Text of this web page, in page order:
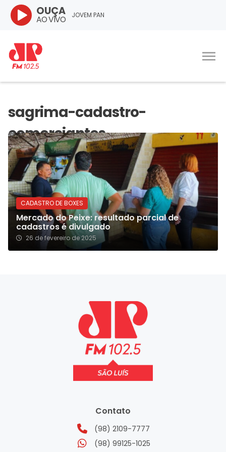
JOVEM PAN
OUÇA
AO VIVO
CADASTRO DE BOXES
Mercado do Peixe: resultado parcial de
cadastros é divulgado
26 de fevereiro de 2025
Contato
(98) 2109-7777
(98) 99125-1025